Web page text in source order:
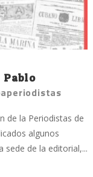
de la Periodistas de
algunos
sede de la editorial,...